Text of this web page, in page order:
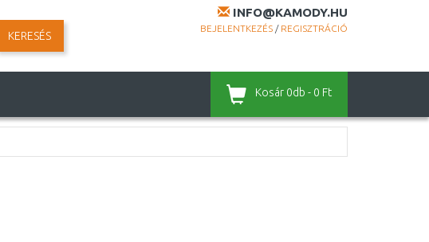
INFO@KAMODY.HU
BEJELENTKEZÉS / REGISZTRÁCIÓ
KERESÉS
Kosár 0db - 0 Ft